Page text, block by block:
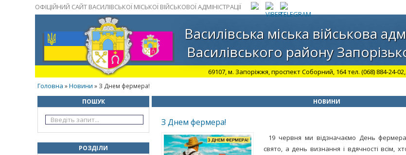
ОФІЦІЙНИЙ САЙТ ВАСИЛІВСЬКОЇ МІСЬКОЇ ВІЙСЬКОВОЇ АДМІНІСТРАЦІЇ
Василівська міська військова
Василівського району
69107, м. Запоріжжя, проспект Соборний, 164 тел. (068) 884-24-
Головна »Новини » З Днем фермера!
ПОШУК
РОЗДІЛИ
НОВИНИ
З Днем фермера!
19 червня ми відзначаємо День
свято, а день визнання і вдячності всім,